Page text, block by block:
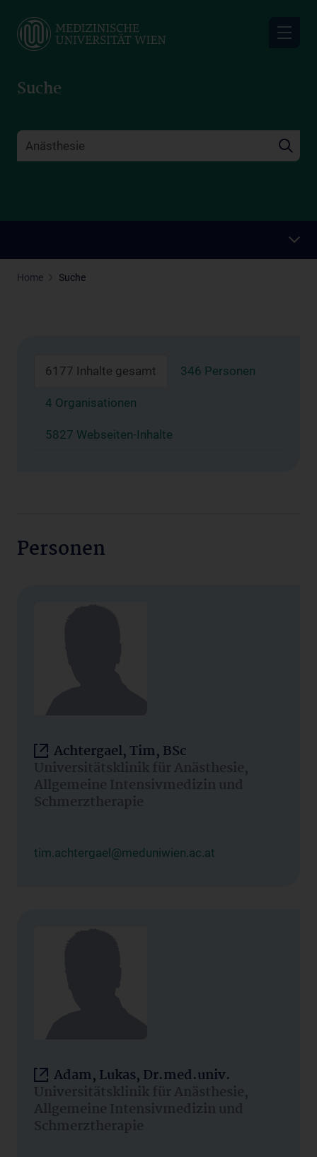
main
Suche
Home Suche
6177 Inhalte gesamt 346 Personen
4 Organisationen
5827 Webseiten-Inhalte
Personen
Achtergael, Tim, BSc
Universitätsklinik für Anästhesie,
Allgemeine Intensivmedizin und
Schmerztherapie
tim.achtergael@meduniwien.ac.at
Adam, Lukas, Dr.med.univ.
Universitätsklinik für Anästhesie,
Allgemeine Intensivmedizin und
Schmerztherapie